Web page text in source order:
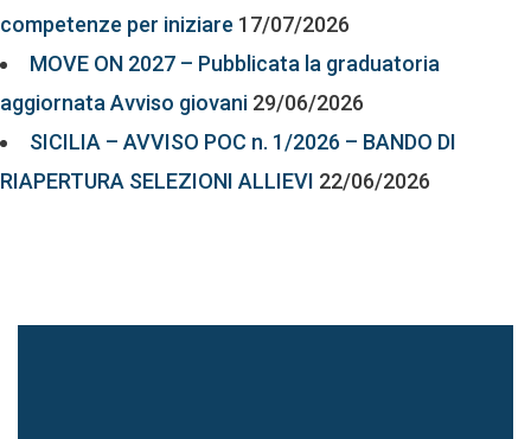
competenze per iniziare 17/07/2026
MOVE ON 2027 – Pubblicata la graduatoria
aggiornata Avviso giovani 29/06/2026
SICILIA – AVVISO POC n. 1/2026 – BANDO DI
RIAPERTURA SELEZIONI ALLIEVI 22/06/2026